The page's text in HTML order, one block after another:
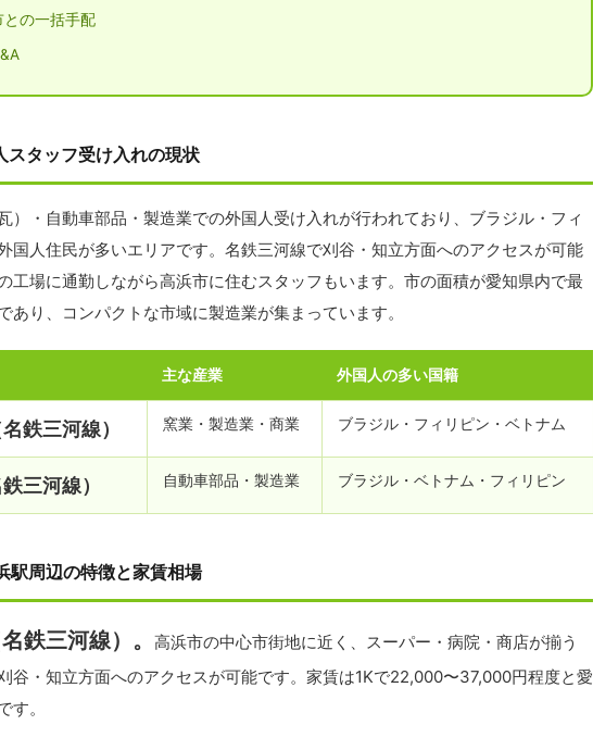
の一括手配
スタッフ受け入れの現状
）・自動車部品・製造業での外国人受け入れが行われており、ブラジル・フィ
国人住民が多いエリアです。名鉄三河線で刈谷・知立方面へのアクセスが可能
工場に通勤しながら高浜市に住むスタッフもいます。市の面積が愛知県内で最
あり、コンパクトな市域に製造業が集まっています。
主な産業 外国人の多い国籍
鉄三河線） 窯業・製造業・商業 ブラジル・フィリピン・ベトナム
三河線） 自動車部品・製造業 ブラジル・ベトナム・フィリピン
駅周辺の特徴と家賃相場
鉄三河線）。
高浜市の中心市街地に近く、スーパー・病院・商店が揃う
谷・知立方面へのアクセスが可能です。家賃は1Kで22,000〜37,000円程度と愛
す。